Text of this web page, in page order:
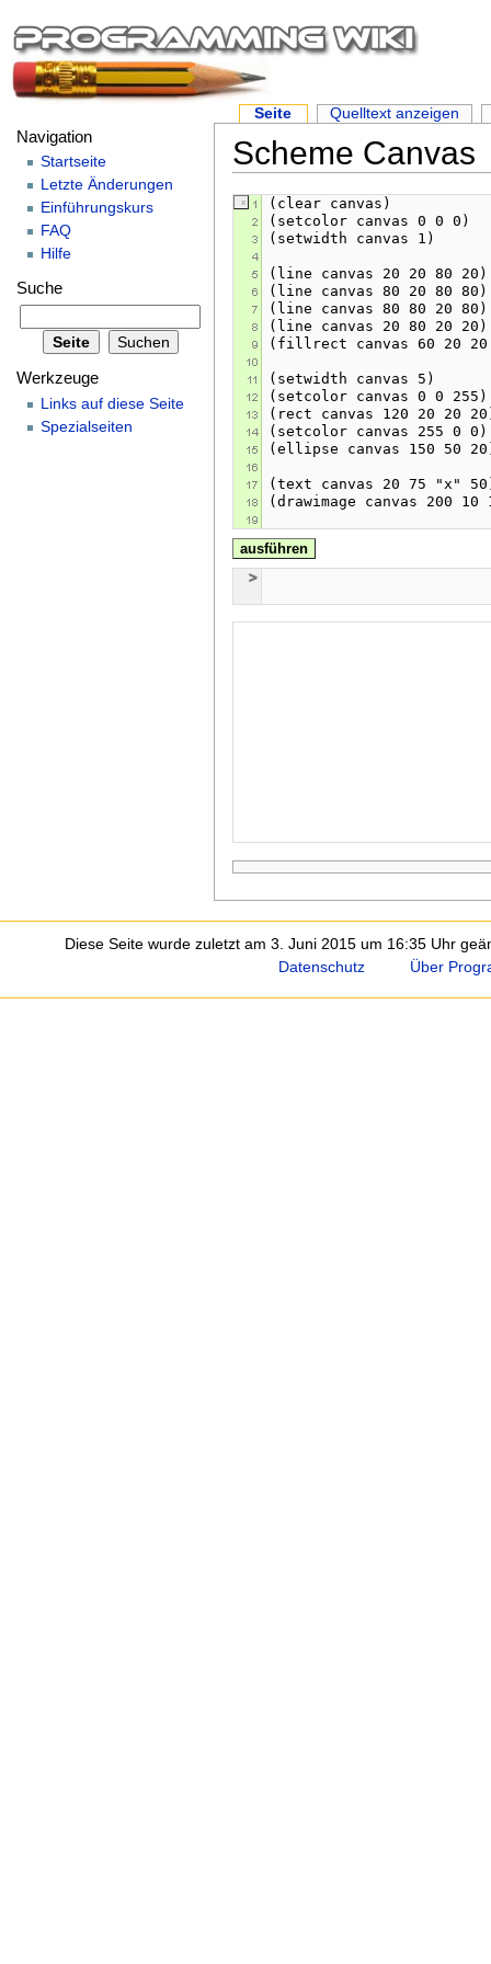
Scheme Canvas
ausführen
Seite Quelltext anzeigen
Navigation
Startseite
Letzte Änderungen
Einführungskurs
FAQ
Hilfe
Suche
Werkzeuge
Links auf diese Seite
Spezialseiten
Diese Seite wurde zuletzt am 3. Juni 2015 um 16:35 Uhr
Datenschutz
Über